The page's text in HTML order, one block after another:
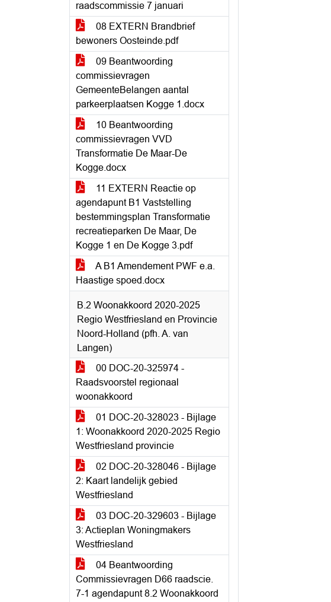
raadscommissie 7 januari
08 EXTERN Brandbrief
bewoners Oosteinde.pdf
09 Beantwoording
commissievragen
GemeenteBelangen aantal
parkeerplaatsen Kogge 1.docx
10 Beantwoording
commissievragen VVD
Transformatie De Maar-De
Kogge.docx
11 EXTERN Reactie op
agendapunt B1 Vaststelling
bestemmingsplan Transformatie
recreatieparken De Maar, De
Kogge 1 en De Kogge 3.pdf
A B1 Amendement PWF e.a.
Haastige spoed.docx
B.2 Woonakkoord 2020-2025
Regio Westfriesland en Provincie
Noord-Holland (pfh. A. van
Langen)
00 DOC-20-325974 -
Raadsvoorstel regionaal
woonakkoord
01 DOC-20-328023 - Bijlage
1: Woonakkoord 2020-2025 Regio
Westfriesland provincie
02 DOC-20-328046 - Bijlage
2: Kaart landelijk gebied
Westfriesland
03 DOC-20-329603 - Bijlage
3: Actieplan Woningmakers
Westfriesland
04 Beantwoording
Commissievragen D66 raadscie.
7-1 agendapunt 8.2 Woonakkoord